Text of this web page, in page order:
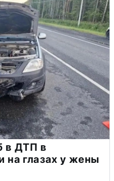
в ДТП в
на глазах у жены